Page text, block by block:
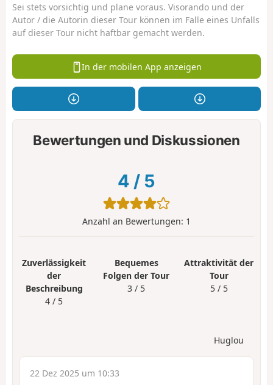
Sei stets vorsichtig und plane voraus. Visorando und der
Autor / die Autorin dieser Tour können im Falle eines Unfalls
auf dieser Tour nicht haftbar gemacht werden.
In der mobilen App anzeigen
Bewertungen und Diskussionen
4 / 5
Anzahl an Bewertungen: 1
Zuverlässigkeit
der
Beschreibung
4 / 5
Bequemes
Folgen der Tour
3 / 5
Attraktivität der
Tour
5 / 5
Huglou
22 Dez 2025 um 10:33